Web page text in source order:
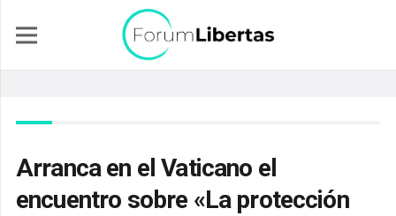
Arranca en el Vaticano el
encuentro sobre «La protección